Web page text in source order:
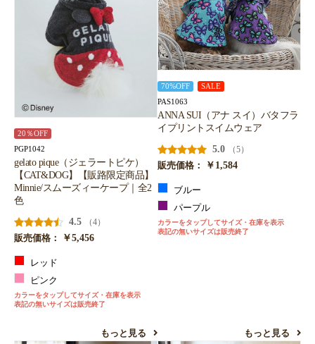
20％OFF
PGP1042
gelato pique（ジェラートピケ）
【CAT&DOG】【販路限定商品】
Minnie/スムーズィーケープ｜全2
色
4.5
（4）
販売価格：
￥5,456
レッド
ピンク
カラーをタップしてサイズ・在庫を表示
表記の無いサイズは販売終了
もっと見る
70%OFF SALE
PAS1063
ANNA SUI（アナ スイ）バタフラ
イプリントスイムウェア
5.0
（5）
販売価格：
￥1,584
ブルー
パープル
カラーをタップしてサイズ・在庫を表示
表記の無いサイズは販売終了
もっと見る